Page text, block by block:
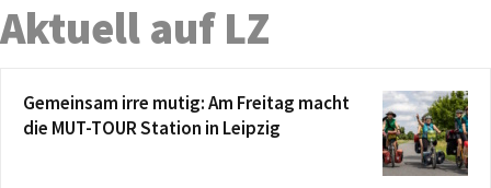
Aktuell auf LZ
Gemeinsam irre mutig: Am Freitag macht
die MUT-TOUR Station in Leipzig